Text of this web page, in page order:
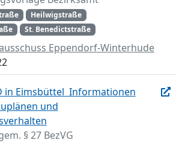
Heilwigstraße
St. Benedictstraße
Eppendorf-Winterhude
in Eimsbüttel  Informationen
und
§ 27 BezVG